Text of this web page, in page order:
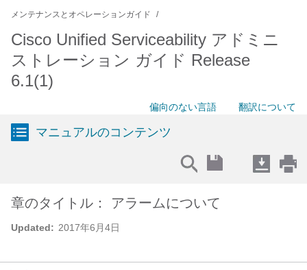
メンテナンスとオペレーションガイド
Cisco Unified Serviceability アドミニ
ストレーション ガイド Release
6.1(1)
偏向のない言語 翻訳について
マニュアルのコンテンツ
Updated: 2017年6月4日
章のタイトル： アラームについて